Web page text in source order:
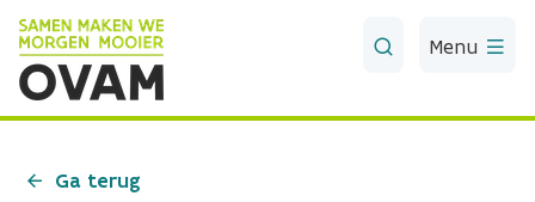
Skip to Main Content
Menu
Ga terug